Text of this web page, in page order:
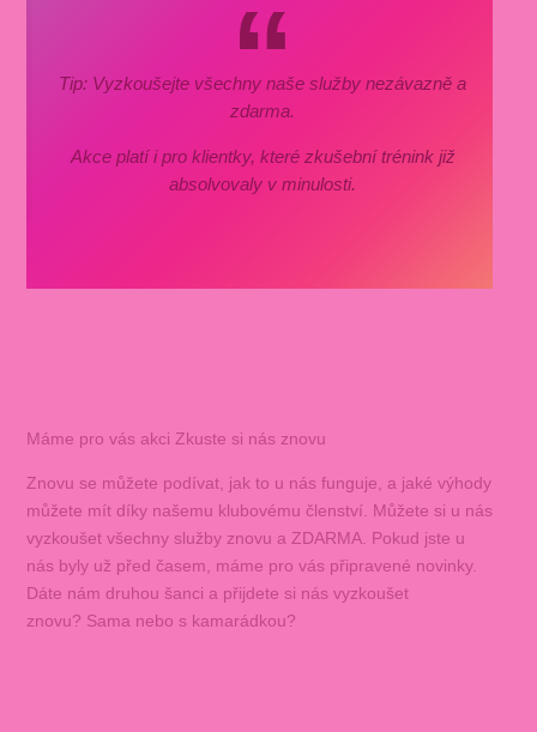
Tip: Vyzkoušejte všechny naše služby nezávazně a
zdarma.
Akce platí i pro klientky, které zkušební trénink již
absolvovaly v minulosti.
Máme pro vás akci Zkuste si nás znovu
Znovu se můžete podívat, jak to u nás funguje, a jaké výhody
můžete mít díky našemu klubovému členství. Můžete si u nás
vyzkoušet všechny služby znovu a ZDARMA. Pokud jste u
nás byly už před časem, máme pro vás připravené novinky.
Dáte nám druhou šanci a přijdete si nás vyzkoušet
znovu? Sama nebo s kamarádkou?